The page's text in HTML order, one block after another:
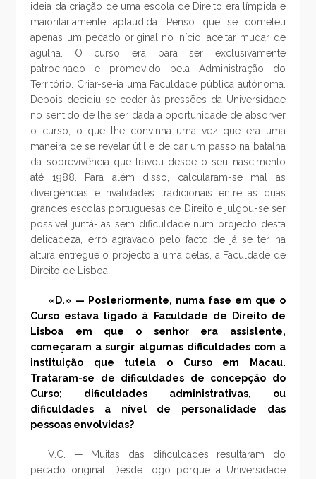
ideia da criação de uma escola de Direito era límpida e
maioritariamente aplaudida. Penso que se cometeu
apenas um pecado original no início: aceitar mudar de
agulha. O curso era para ser exclusivamente
patrocinado e promovido pela Administração do
Território. Criar-se-ia uma Faculdade pública autónoma.
Depois decidiu-se ceder às pressões da Universidade
no sentido de lhe ser dada a oportunidade de absorver
o curso, o que lhe convinha uma vez que era uma
maneira de se revelar útil e de dar um passo na batalha
da sobrevivência que travou desde o seu nascimento
até 1988. Para além disso, calcularam-se mal as
divergências e rivalidades tradicionais entre as duas
grandes escolas portuguesas de Direito e julgou-se ser
possível juntá-las sem dificuldade num projecto desta
delicadeza, erro agravado pelo facto de já se ter na
altura entregue o projecto a uma delas, a Faculdade de
Direito de Lisboa.
«D.» — Posteriormente, numa fase em que o
Curso estava ligado à Faculdade de Direito de
Lisboa em que o senhor era assistente,
começaram a surgir algumas dificuldades com a
instituição que tutela o Curso em Macau.
Trataram-se de dificuldades de concepção do
Curso; dificuldades administrativas, ou
dificuldades a nível de personalidade das
pessoas envolvidas?
V.C. — Muitas das dificuldades resultaram do
pecado original. Desde logo porque a Universidade